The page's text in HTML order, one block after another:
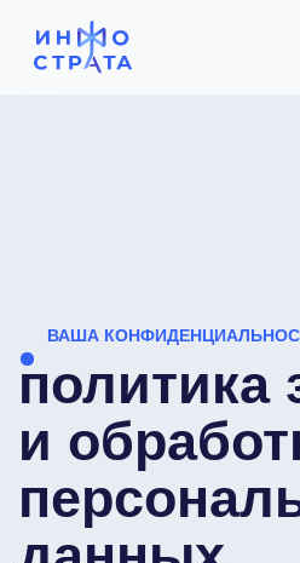
персональных
данных